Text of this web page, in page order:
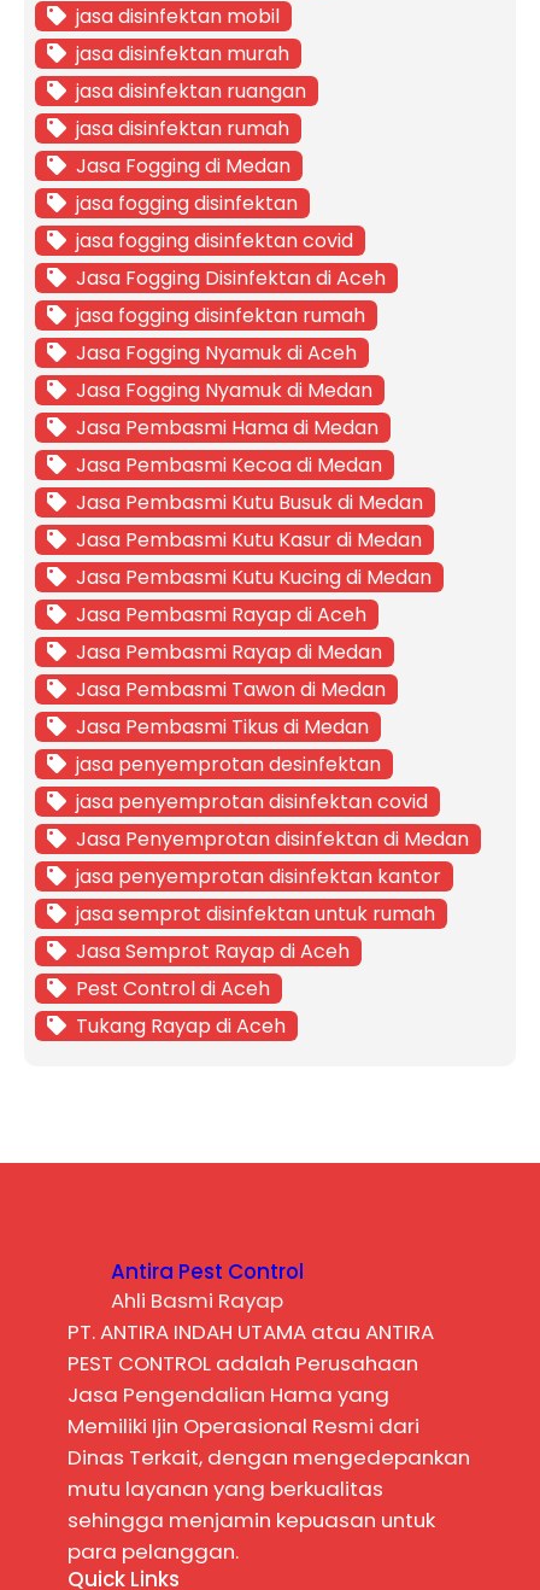
jasa disinfektan mobil
jasa disinfektan murah
jasa disinfektan ruangan
jasa disinfektan rumah
Jasa Fogging di Medan
jasa fogging disinfektan
jasa fogging disinfektan covid
Jasa Fogging Disinfektan di Aceh
jasa fogging disinfektan rumah
Jasa Fogging Nyamuk di Aceh
Jasa Fogging Nyamuk di Medan
Jasa Pembasmi Hama di Medan
Jasa Pembasmi Kecoa di Medan
Jasa Pembasmi Kutu Busuk di Medan
Jasa Pembasmi Kutu Kasur di Medan
Jasa Pembasmi Kutu Kucing di Medan
Jasa Pembasmi Rayap di Aceh
Jasa Pembasmi Rayap di Medan
Jasa Pembasmi Tawon di Medan
Jasa Pembasmi Tikus di Medan
jasa penyemprotan desinfektan
jasa penyemprotan disinfektan covid
Jasa Penyemprotan disinfektan di Medan
jasa penyemprotan disinfektan kantor
jasa semprot disinfektan untuk rumah
Jasa Semprot Rayap di Aceh
Pest Control di Aceh
Tukang Rayap di Aceh
Antira Pest Control
Ahli Basmi Rayap
PT. ANTIRA INDAH UTAMA atau ANTIRA
PEST CONTROL adalah Perusahaan
Jasa Pengendalian Hama yang
Memiliki Ijin Operasional Resmi dari
Dinas Terkait, dengan mengedepankan
mutu layanan yang berkualitas
sehingga menjamin kepuasan untuk
para pelanggan.
Quick Links